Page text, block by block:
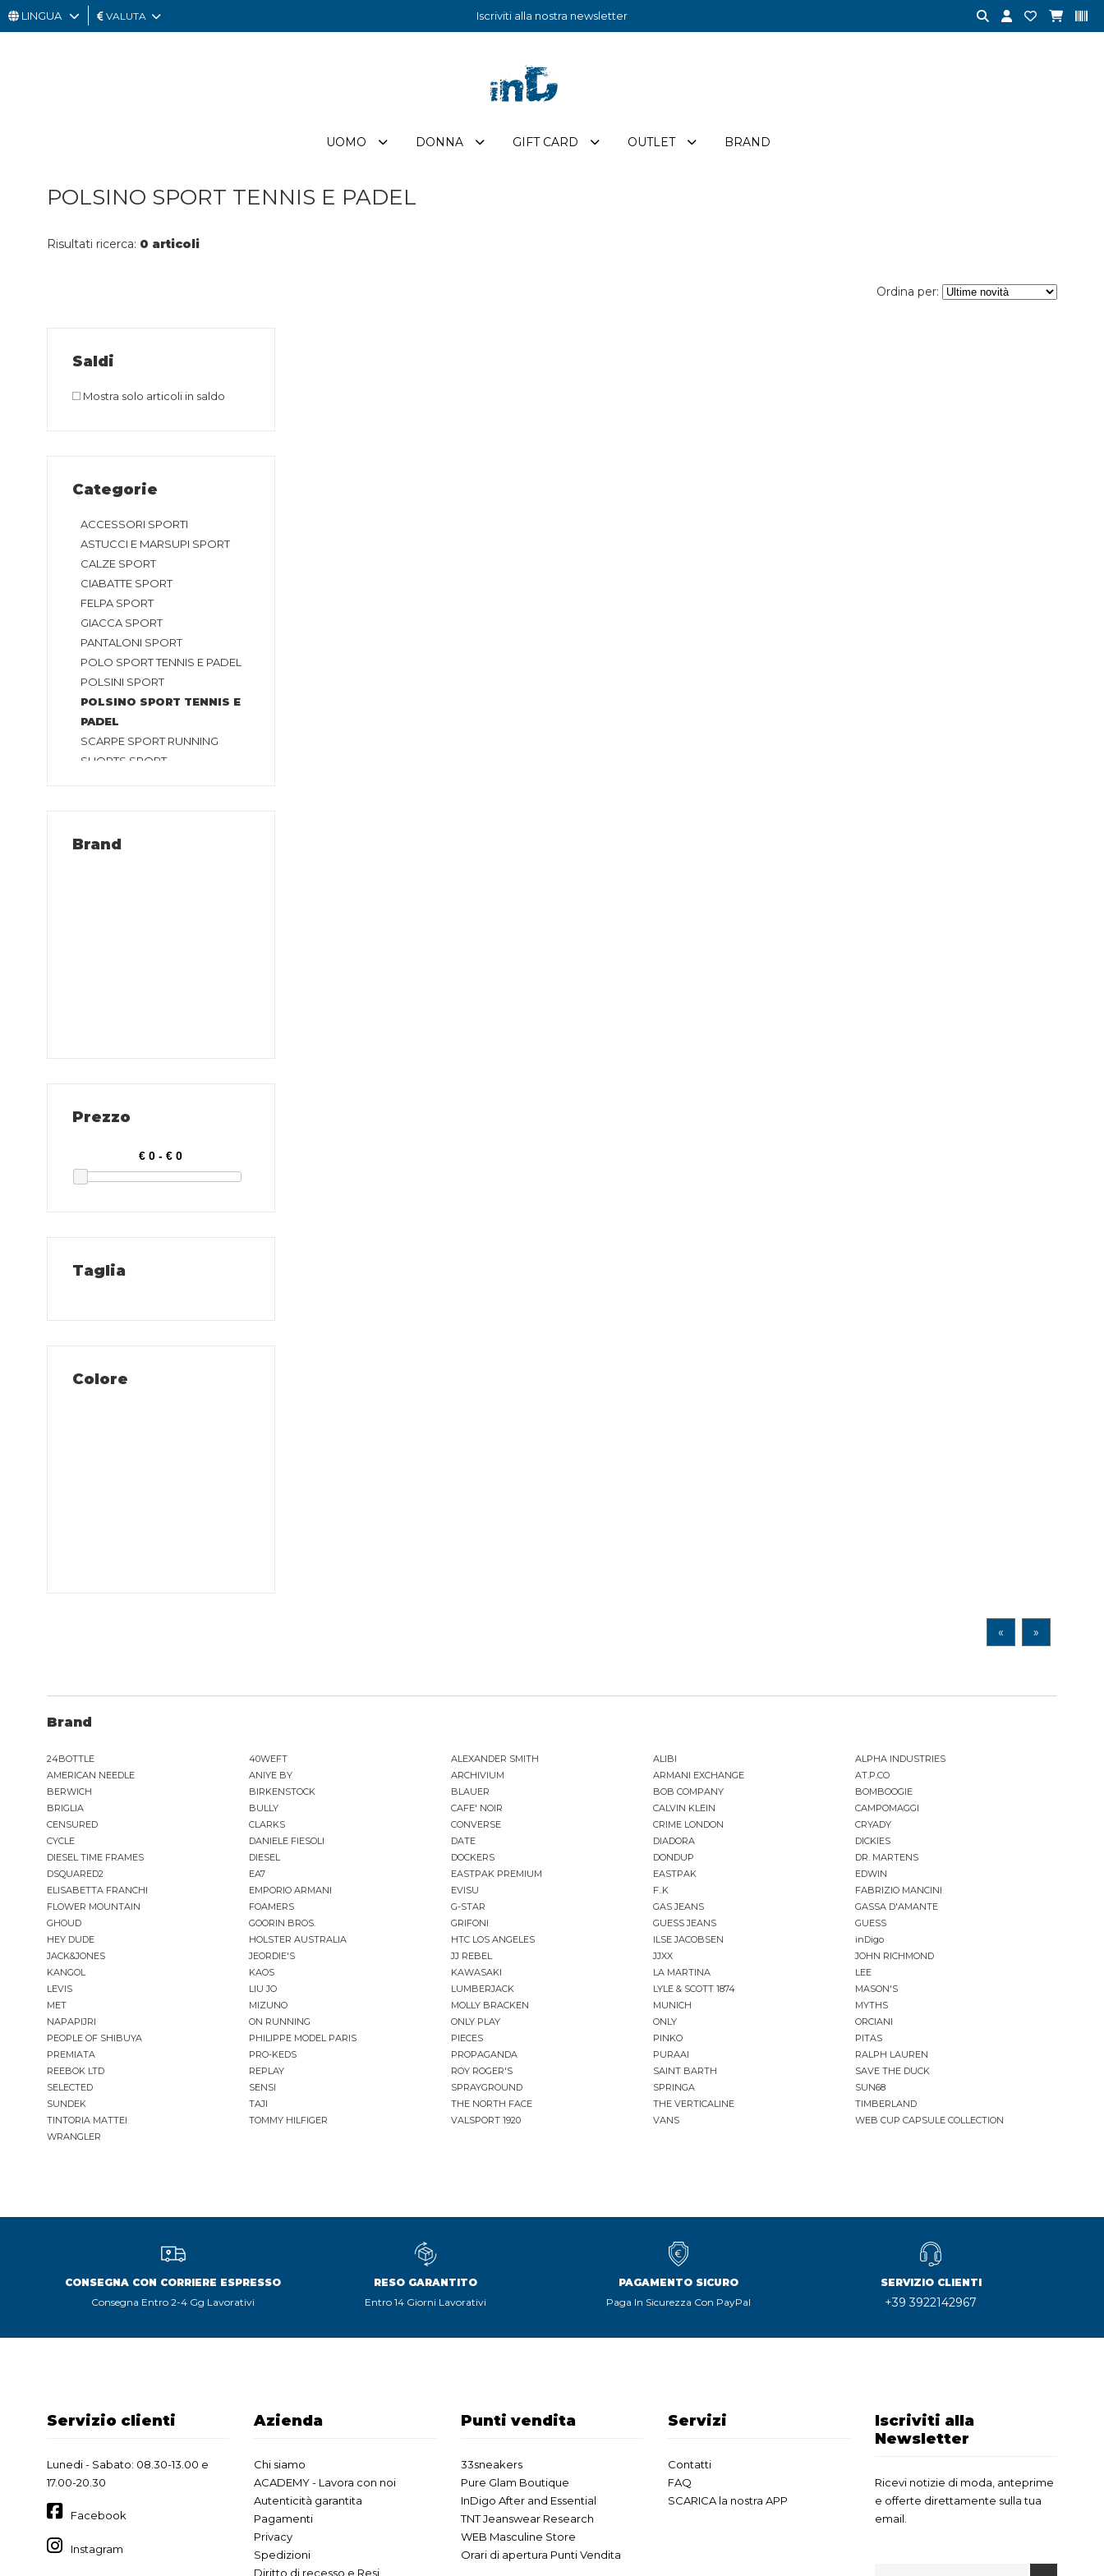
LINGUA VALUTA Iscriviti alla nostra newsletter
UOMO DONNA GIFT CARD OUTLET BRAND
POLSINO SPORT TENNIS E PADEL
Risultati ricerca: 0 articoli
Ordina per:
Saldi
Mostra solo articoli in saldo
Categorie
ACCESSORI SPORTI
ASTUCCI E MARSUPI SPORT
CALZE SPORT
CIABATTE SPORT
FELPA SPORT
GIACCA SPORT
PANTALONI SPORT
POLO SPORT TENNIS E PADEL
POLSINI SPORT
POLSINO SPORT TENNIS E
PADEL
SCARPE SPORT RUNNING
SHORTS SPORT
T-SHIRT SPORT
Brand
Prezzo
Taglia
Colore
« »
Brand
24BOTTLE 40WEFT ALEXANDER SMITH ALIBI
ALPHA INDUSTRIES
AMERICAN NEEDLE
ANIYE BY ARCHIVIUM ARMANI EXCHANGE
AT.P.CO
BERWICH
BIRKENSTOCK BLAUER BOB COMPANY
BOMBOOGIE
BRIGLIA
BULLY CAFE' NOIR CALVIN KLEIN
CAMPOMAGGI
CENSURED
CLARKS CONVERSE CRIME LONDON
CRYADY
CYCLE
DANIELE FIESOLI DATE DIADORA
DICKIES
DIESEL TIME FRAMES
DIESEL DOCKERS DONDUP
DR. MARTENS
DSQUARED2
EA7 EASTPAK PREMIUM EASTPAK
EDWIN
ELISABETTA FRANCHI
EMPORIO ARMANI EVISU F..K
FABRIZIO MANCINI
FLOWER MOUNTAIN
FOAMERS G-STAR GAS JEANS
GASSA D'AMANTE
GHOUD
GOORIN BROS. GRIFONI GUESS JEANS
GUESS
HEY DUDE
HOLSTER AUSTRALIA HTC LOS ANGELES ILSE JACOBSEN
inDigo
JACK&JONES
JEORDIE'S JJ REBEL JJXX
JOHN RICHMOND
KANGOL
KAOS KAWASAKI LA MARTINA
LEE
LEVIS
LIU JO LUMBERJACK LYLE & SCOTT 1874
MASON'S
MET
MIZUNO MOLLY BRACKEN MUNICH
MYTHS
NAPAPIJRI
ON RUNNING ONLY PLAY ONLY
ORCIANI
PEOPLE OF SHIBUYA
PHILIPPE MODEL PARIS PIECES PINKO
PITAS
PREMIATA
PRO-KEDS PROPAGANDA PURAAI
RALPH LAUREN
REEBOK LTD
REPLAY ROY ROGER'S SAINT BARTH
SAVE THE DUCK
SELECTED
SENSI SPRAYGROUND SPRINGA
SUN68
SUNDEK
TAJI THE NORTH FACE THE VERTICALINE
TIMBERLAND
TINTORIA MATTEI
TOMMY HILFIGER VALSPORT 1920 VANS
WEB CUP CAPSULE COLLECTION
WRANGLER
CONSEGNA CON CORRIERE ESPRESSO
Consegna Entro 2-4 Gg Lavorativi
RESO GARANTITO
Entro 14 Giorni Lavorativi
PAGAMENTO SICURO
Paga In Sicurezza Con PayPal
SERVIZIO CLIENTI
+39 3922142967
Servizio clienti
Lunedi - Sabato: 08.30-13.00 e
17.00-20.30
Facebook
Instagram
Azienda
Chi siamo
ACADEMY - Lavora con noi
Autenticità garantita
Pagamenti
Privacy
Spedizioni
Diritto di recesso e Resi
Punti vendita
33sneakers
Pure Glam Boutique
InDigo After and Essential
TNT Jeanswear Research
WEB Masculine Store
Orari di apertura Punti Vendita
Servizi
Contatti
FAQ
SCARICA la nostra APP
Iscriviti alla
Newsletter
Ricevi notizie di moda, anteprime
e offerte direttamente sulla tua
email.